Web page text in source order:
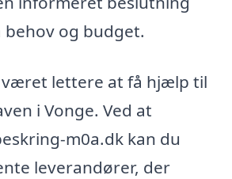
behov og budget.
været lettere at få hjælp til
i Vonge. Ved at
m0a.dk kan du
leverandører, der